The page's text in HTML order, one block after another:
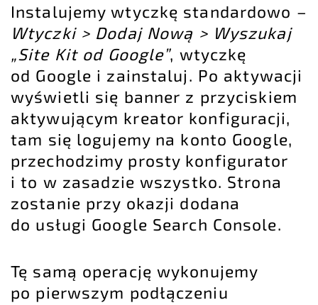
Instalujemy wtyczkę standardowo –
Wtyczki > Dodaj Nową > Wyszukaj
„Site Kit od Google”, wtyczkę
od Google i zainstaluj. Po aktywacji
wyświetli się banner z przyciskiem
aktywującym kreator konfiguracji,
tam się logujemy na konto Google,
przechodzimy prosty konfigurator
i to w zasadzie wszystko. Strona
zostanie przy okazji dodana
do usługi Google Search Console.
Tę samą operację wykonujemy
po pierwszym podłączeniu